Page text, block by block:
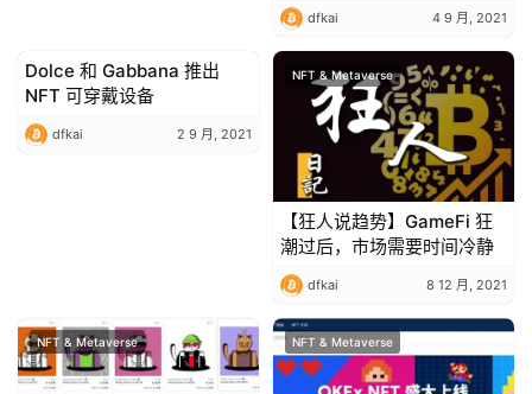
dfkai 4 9 月, 2021
NFT & Metaverse
Dolce 和 Gabbana 推出
NFT 可穿戴设备
dfkai 2 9 月, 2021
NFT & Metaverse
【狂人说趋势】GameFi 狂
潮过后，市场需要时间冷静
dfkai 8 12 月, 2021
NFT & Metaverse NFT & Metaverse